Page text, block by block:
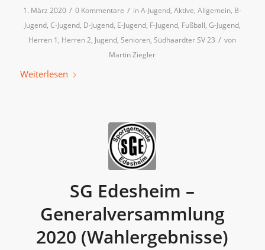
1. März 2020 / 0 Kommentare / inA-Jugend,Aktive,Allgemein, B-
Jugend, C-Jugend, D-Jugend, E-Jugend, F-Jugend, Fußball, G-Jugend,
Herren 1 , Herren 2, Jugend,Senioren,Südhaardter SV 23 / von
Martin Ziegler
Weiterlesen
SG Edesheim –
Generalversammlung
2020 (Wahlergebnisse)